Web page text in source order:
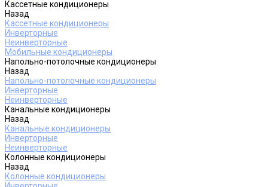
Кассетные кондиционеры
Назад
Кассетные кондиционеры
Инверторные
Неинверторные
Мобильные кондиционеры
Напольно-потолочные кондиционеры
Назад
Напольно-потолочные кондиционеры
Инверторные
Неинверторные
Канальные кондиционеры
Назад
Канальные кондиционеры
Инверторные
Неинверторные
Колонные кондиционеры
Назад
Колонные кондиционеры